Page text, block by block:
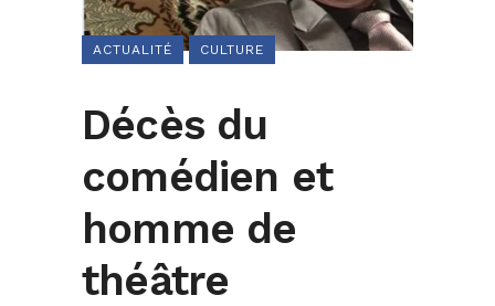
ACTUALITÉ CULTURE
Décès du
comédien et
homme de
théâtre